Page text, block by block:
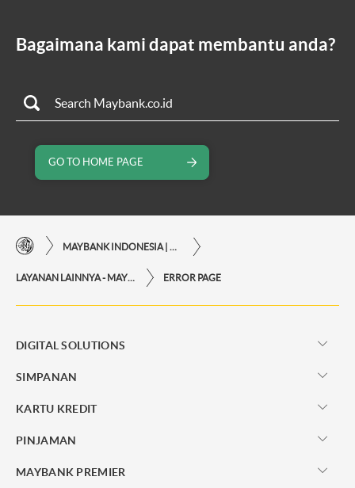
Bagaimana kami dapat membantu anda?
GO TO HOME PAGE
ERROR PAGE
DIGITAL SOLUTIONS
SIMPANAN
KARTU KREDIT
PINJAMAN
MAYBANK PREMIER